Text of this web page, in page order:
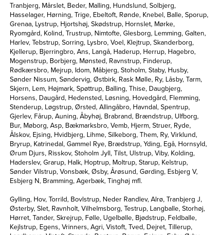
Tranbjerg, Mårslet, Beder, Malling, Hundslund, Solbjerg,
Hasselager, Hørning, Trige, Ebeltoft, Rønde, Knebel, Balle, Sporup,
Grenaa, Lystrup, Hjortshøj, Skødstrup, Hornslet, Mørke,
Ryomgård, Kolind, Trustrup, Nimtofte, Glesborg, Lemming, Galten,
Harlev, Tebstrup, Sorring, Lysbro, Voel, Klejtrup, Skanderborg,
Kjellerup, Bjerringbro, Ans, Langå, Haderup, Herrup, Hagebro,
Mogenstrup, Borbjerg, Mønsted, Ravnstrup, Finderup,
Rødkærsbro, Mejrup, Idom, Måbjerg, Stoholm, Staby, Husby,
Sønder Nissum, Søndervig, Østbirk, Rask Mølle, Ry, Låsby, Tarm,
Skjern, Lem, Højmark, Spøttrup, Balling, Thise, Daugbjerg,
Horsens, Daugård, Hedensted, Løsning, Hovedgård, Flemming,
Stenderup, Løgstrup, Ørsted, Allingåbro, Havndal, Spentrup,
Gjerlev, Fårup, Auning, Åbyhøj, Brabrand, Brændstrup, Ulfborg,
Bur, Møborg, Asp, Bækmarksbro, Vemb, Hjerm, Struer, Ryde,
Ålskov, Ejsing, Hvidbjerg, Lihme, Silkeborg, Them, Ry, Virklund,
Bryrup, Katrinedal, Gammel Rye, Brædstrup, Yding, Egå, Hornsyld,
Ørum Djurs, Risskov, Stoholm Jyll, Tilst, Ulstrup, Viby, Kolding,
Haderslev, Grarup, Halk, Hoptrup, Moltrup, Starup, Kelstrup,
Sønder Vilstrup, Vonsbæk, Øsby, Årøsund, Gørding, Esbjerg V,
Esbjerg N, Bramming, Agerbæk, Tinghøj mfl.
Gylling, Hov, Torrild, Bovlstrup, Neder Randlev, Alrø, Tranbjerg J,
Østerby, Slet, Ravnholt, Vilhelmsborg, Testrup, Langballe, Storhøj,
Hørret, Tander, Skrejrup, Følle, Ugelbølle, Bjødstrup, Feldballe,
Kejlstrup, Egens, Vrinners, Agri, Vistoft, Tved, Dejret, Tillerup,